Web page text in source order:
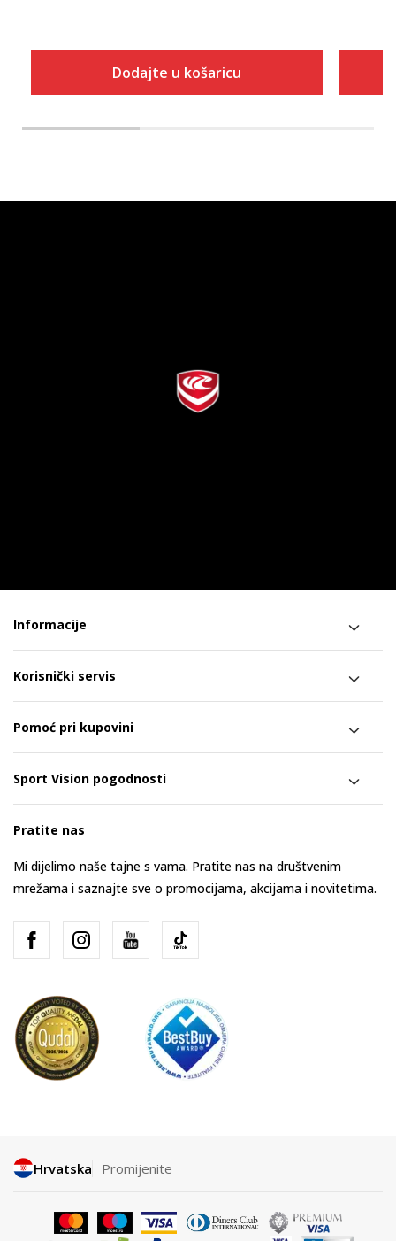
Dodajte u košaricu
Informacije
Korisnički servis
Pomoć pri kupovini
Sport Vision pogodnosti
Pratite nas
Mi dijelimo naše tajne s vama. Pratite nas na društvenim
mrežama i saznajte sve o promocijama, akcijama i novitetima.
Hrvatska Promijenite